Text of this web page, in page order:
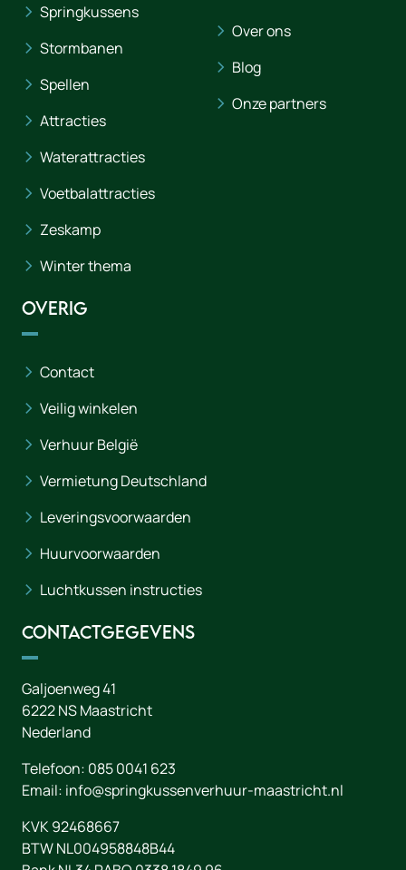
Springkussens
Stormbanen
Spellen
Attracties
Waterattracties
Voetbalattracties
Zeskamp
Winter thema
Over ons
Blog
Onze partners
Overig
Contact
Veilig winkelen
Verhuur België
Vermietung Deutschland
Leveringsvoorwaarden
Huurvoorwaarden
Luchtkussen instructies
Contactgegevens
Galjoenweg 41
6222 NSMaastricht
Nederland
Telefoon: 085 0041 623
Email: info@springkussenverhuur-maastricht.nl
KVK 92468667
BTW NL004958848B44